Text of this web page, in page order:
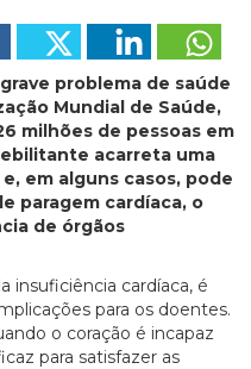
problema de saúde
Mundial de Saúde,
milhões de pessoas em
acarreta uma
em alguns casos, pode
paragem cardíaca, o
de órgãos
insuficiência cardíaca, é
para os doentes.
o coração é incapaz
para satisfazer as